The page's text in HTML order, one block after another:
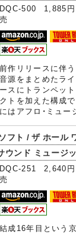
DQC-500 1,885円
売
前作リリースに伴
音源をまとめたラ
ースにトランペット
クトを加えた構成で
にはアフロ・ミュ
ソフト / ザ ホール
ウンド ミュージ
DQC-251 2,640円
売
結成16年目という京